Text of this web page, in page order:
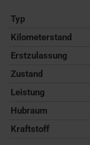
Typ
Kilometerstand
Erstzulassung
Zustand
Leistung
Hubraum
Kraftstoff